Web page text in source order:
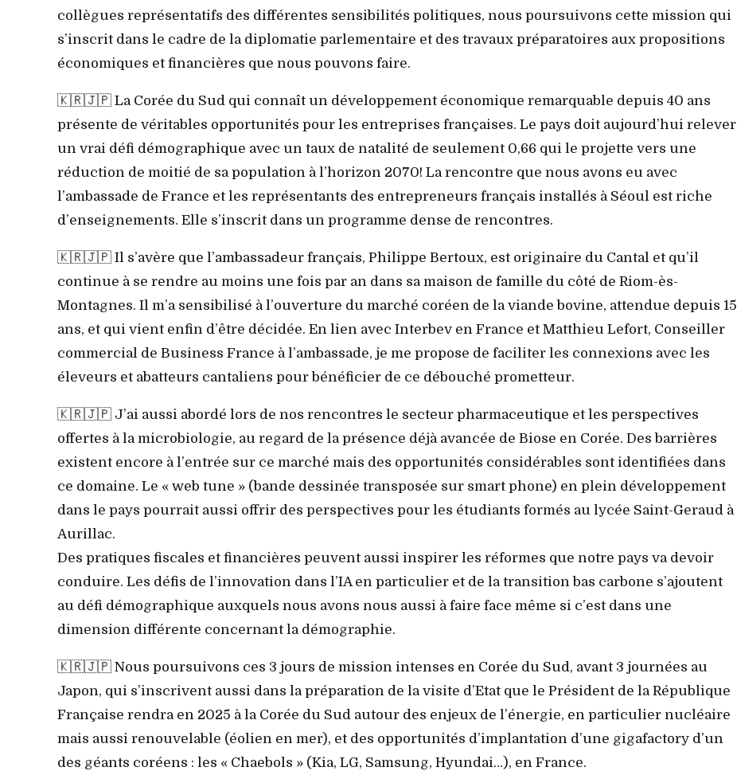
collègues représentatifs des différentes sensibilités politiques, nous poursuivons cette mission qui
s’inscrit dans le cadre de la diplomatie parlementaire et des travaux préparatoires aux propositions
économiques et financières que nous pouvons faire.
🇰🇷🇯🇵 La Corée du Sud qui connaît un développement économique remarquable depuis 40 ans
présente de véritables opportunités pour les entreprises françaises. Le pays doit aujourd’hui relever
un vrai défi démographique avec un taux de natalité de seulement 0,66 qui le projette vers une
réduction de moitié de sa population à l’horizon 2070! La rencontre que nous avons eu avec
l’ambassade de France et les représentants des entrepreneurs français installés à Séoul est riche
d’enseignements. Elle s’inscrit dans un programme dense de rencontres.
🇰🇷🇯🇵 Il s’avère que l’ambassadeur français, Philippe Bertoux, est originaire du Cantal et qu’il
continue à se rendre au moins une fois par an dans sa maison de famille du côté de Riom-ès-
Montagnes. Il m’a sensibilisé à l’ouverture du marché coréen de la viande bovine, attendue depuis 15
ans, et qui vient enfin d’être décidée. En lien avec Interbev en France et Matthieu Lefort, Conseiller
commercial de Business France à l’ambassade, je me propose de faciliter les connexions avec les
éleveurs et abatteurs cantaliens pour bénéficier de ce débouché prometteur.
🇰🇷🇯🇵 J’ai aussi abordé lors de nos rencontres le secteur pharmaceutique et les perspectives
offertes à la microbiologie, au regard de la présence déjà avancée de Biose en Corée. Des barrières
existent encore à l’entrée sur ce marché mais des opportunités considérables sont identifiées dans
ce domaine. Le « web tune » (bande dessinée transposée sur smart phone) en plein développement
dans le pays pourrait aussi offrir des perspectives pour les étudiants formés au lycée Saint-Geraud à
Aurillac.
Des pratiques fiscales et financières peuvent aussi inspirer les réformes que notre pays va devoir
conduire. Les défis de l’innovation dans l’IA en particulier et de la transition bas carbone s’ajoutent
au défi démographique auxquels nous avons nous aussi à faire face même si c’est dans une
dimension différente concernant la démographie.
🇰🇷🇯🇵 Nous poursuivons ces 3 jours de mission intenses en Corée du Sud, avant 3 journées au
Japon, qui s’inscrivent aussi dans la préparation de la visite d’Etat que le Président de la République
Française rendra en 2025 à la Corée du Sud autour des enjeux de l’énergie, en particulier nucléaire
mais aussi renouvelable (éolien en mer), et des opportunités d’implantation d’une gigafactory d’un
des géants coréens : les « Chaebols » (Kia, LG, Samsung, Hyundai…), en France.